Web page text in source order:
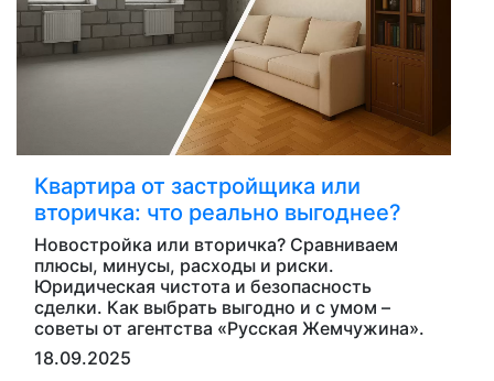
Квартира от застройщика или
вторичка: что реально выгоднее?
Новостройка или вторичка? Сравниваем
плюсы, минусы, расходы и риски.
Юридическая чистота и безопасность
сделки. Как выбрать выгодно и с умом –
советы от агентства «Русская Жемчужина».
18.09.2025